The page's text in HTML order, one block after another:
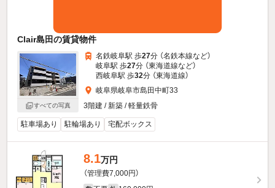
Clair島田の賃貸物件
すべての写真
名鉄岐阜駅 歩27分 （名鉄本線など）
岐阜駅 歩27分 （東海道線など）
西岐阜駅 歩32分 （東海道線）
岐阜県岐阜市島田中町33
3階建 / 新築 / 軽量鉄骨
駐車場あり 駐輪場あり 宅配ボックス
8.1万円
（管理費7,000円）